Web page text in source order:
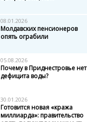
08.01.2026
Молдавских пенсионеров
опять ограбили
05.08.2026
Почему в Приднестровье нет
дефицита воды?
30.01.2026
Готовится новая «кража
миллиарда»: правительство